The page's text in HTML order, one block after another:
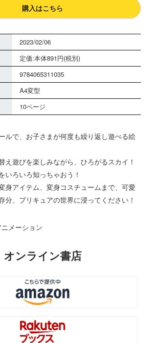
購入はこちら
2023/02/06
定価:本体891円(税別)
9784065311035
A4変型
10ページ
ルで、お子さまが何度も繰り返し遊べる絵
え遊びを楽しみながら、ひろがるスカイ！
いろいろ知っちゃおう！
身アイテム、変身コスチュームまで、可愛
分、プリキュアの世界に浸ってください！
メーション
オンライン書店